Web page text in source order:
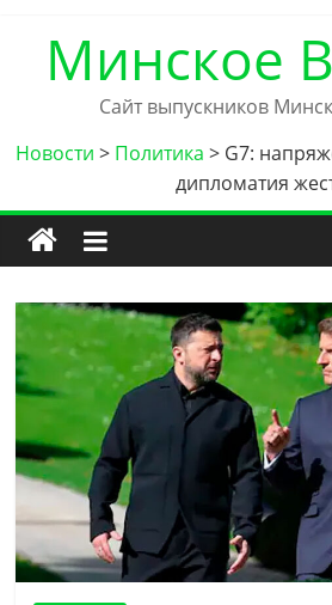
contentМинское
Сайт выпускников
Новости > Политика > G7:
дипломатия